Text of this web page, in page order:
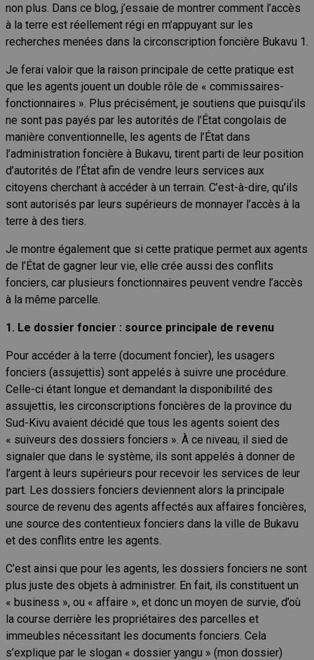
non plus. Dans ce blog, j’essaie de montrer comment l’accès
à la terre est réellement régi en m’appuyant sur les
recherches menées dans la circonscription foncière Bukavu 1.
Je ferai valoir que la raison principale de cette pratique est
que les agents jouent un double rôle de « commissaires-
fonctionnaires ». Plus précisément, je soutiens que puisqu’ils
ne sont pas payés par les autorités de l’État congolais de
manière conventionnelle, les agents de l’État dans
l’administration foncière à Bukavu, tirent parti de leur position
d’autorités de l’État afin de vendre leurs services aux
citoyens cherchant à accéder à un terrain. C’est-à-dire, qu’ils
sont autorisés par leurs supérieurs de monnayer l’accès à la
terre à des tiers.
Je montre également que si cette pratique permet aux agents
de l’État de gagner leur vie, elle crée aussi des conflits
fonciers, car plusieurs fonctionnaires peuvent vendre l’accès
à la même parcelle.
1. Le dossier foncier : source principale de revenu
Pour accéder à la terre (document foncier), les usagers
fonciers (assujettis) sont appelés à suivre une procédure.
Celle-ci étant longue et demandant la disponibilité des
assujettis, les circonscriptions foncières de la province du
Sud-Kivu avaient décidé que tous les agents soient des
« suiveurs des dossiers fonciers ». À ce niveau, il sied de
signaler que dans le système, ils sont appelés à donner de
l’argent à leurs supérieurs pour recevoir les services de leur
part. Les dossiers fonciers deviennent alors la principale
source de revenu des agents affectés aux affaires foncières,
une source des contentieux fonciers dans la ville de Bukavu
et des conflits entre les agents.
C’est ainsi que pour les agents, les dossiers fonciers ne sont
plus juste des objets à administrer. En fait, ils constituent un
« business », ou « affaire », et donc un moyen de survie, d’où
la course derrière les propriétaires des parcelles et
immeubles nécessitant les documents fonciers. Cela
s’explique par le slogan « dossier yangu » (mon dossier)